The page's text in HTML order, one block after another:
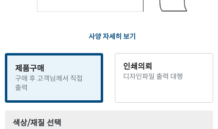
사양 자세히 보기
제품구매
구매 후 고객님께서 직접
출력
인쇄의뢰
디자인파일 출력 대행
색상/재질 선택